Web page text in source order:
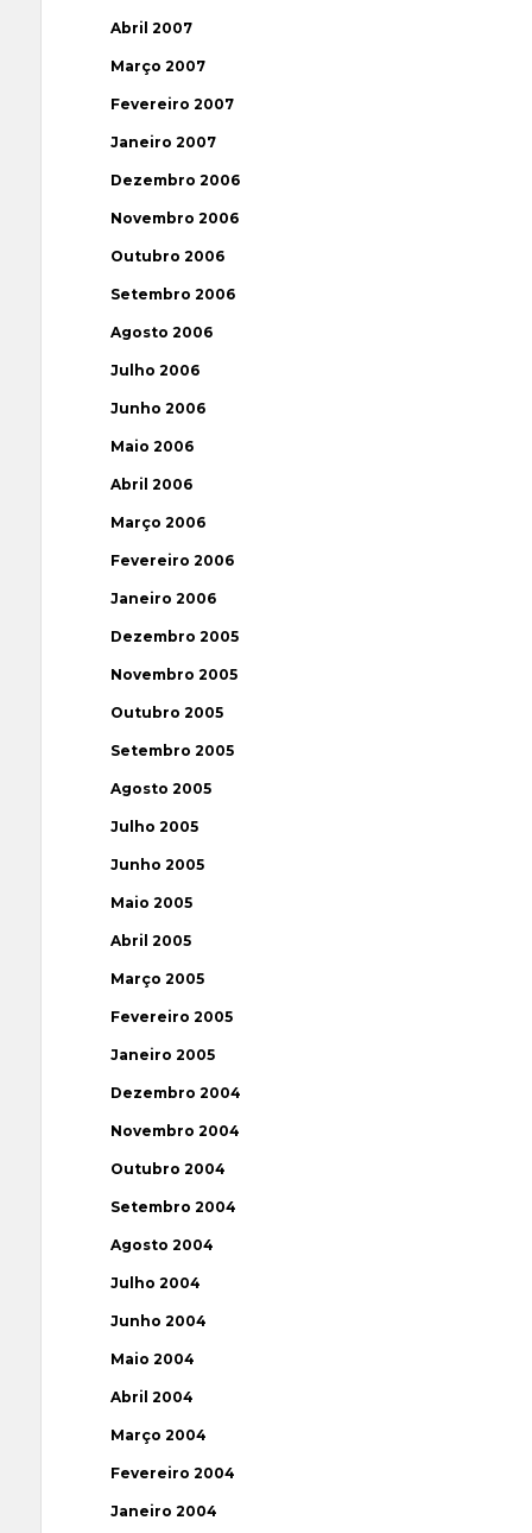
Abril 2007
Março 2007
Fevereiro 2007
Janeiro 2007
Dezembro 2006
Novembro 2006
Outubro 2006
Setembro 2006
Agosto 2006
Julho 2006
Junho 2006
Maio 2006
Abril 2006
Março 2006
Fevereiro 2006
Janeiro 2006
Dezembro 2005
Novembro 2005
Outubro 2005
Setembro 2005
Agosto 2005
Julho 2005
Junho 2005
Maio 2005
Abril 2005
Março 2005
Fevereiro 2005
Janeiro 2005
Dezembro 2004
Novembro 2004
Outubro 2004
Setembro 2004
Agosto 2004
Julho 2004
Junho 2004
Maio 2004
Abril 2004
Março 2004
Fevereiro 2004
Janeiro 2004